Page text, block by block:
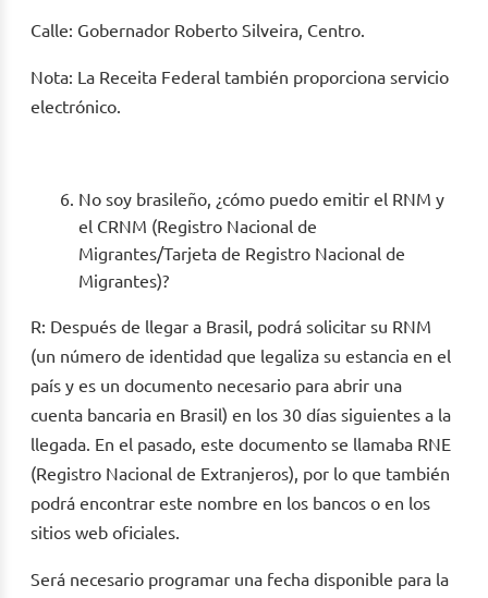
Calle: Gobernador Roberto Silveira, Centro.
Nota: La Receita Federal también proporciona servicio
electrónico.
No soy brasileño, ¿cómo puedo emitir el RNM y
el CRNM (Registro Nacional de
Migrantes/Tarjeta de Registro Nacional de
Migrantes)?
R: Después de llegar a Brasil, podrá solicitar su RNM
(un número de identidad que legaliza su estancia en el
país y es un documento necesario para abrir una
cuenta bancaria en Brasil) en los 30 días siguientes a la
llegada. En el pasado, este documento se llamaba RNE
(Registro Nacional de Extranjeros), por lo que también
podrá encontrar este nombre en los bancos o en los
sitios web oficiales.
Será necesario programar una fecha disponible para la